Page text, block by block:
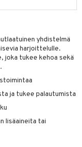
yhdistelmä
harjoittelulle.
joka tukee kehoa sekä
ja tukee palautumista
lisäaineita tai